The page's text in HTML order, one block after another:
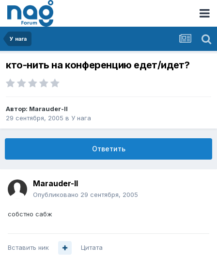
У нага
кто-нить на конференцию едет/идет?
Автор: Marauder-II
29 сентября, 2005 в У нага
Ответить
Marauder-II
Опубликовано 29 сентября, 2005
собстно сабж
Вставить ник Цитата